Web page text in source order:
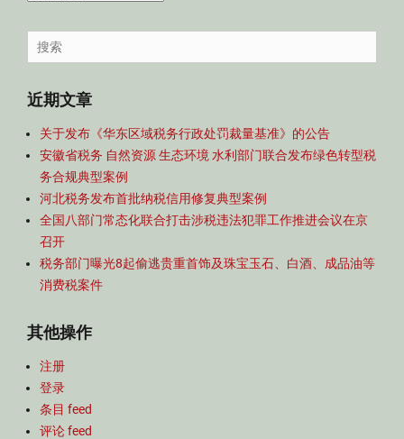
导
航
Search
for:
近期文章
关于发布《华东区域税务行政处罚裁量基准》的公告
安徽省税务 自然资源 生态环境 水利部门联合发布绿色转型税
务合规典型案例
河北税务发布首批纳税信用修复典型案例
全国八部门常态化联合打击涉税违法犯罪工作推进会议在京
召开
税务部门曝光8起偷逃贵重首饰及珠宝玉石、白酒、成品油等
消费税案件
其他操作
注册
登录
条目 feed
评论 feed